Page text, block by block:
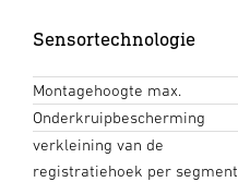
Sensortechnologie
Montagehoogte max.
Onderkruipbescherming
verkleining van de
registratiehoek per segment